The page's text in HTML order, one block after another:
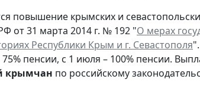
повышение крымских и
от 31 марта 2014 г. № 192 "О мерах
Республики Крым и г. Севастополя
пенсии, с 1 июля – 100% пенсии.
крымчан по российскому